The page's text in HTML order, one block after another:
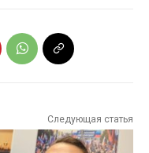
Следующая статья